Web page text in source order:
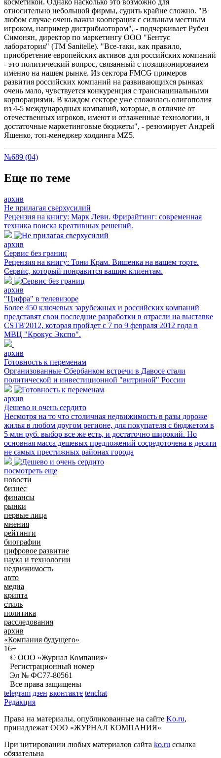
относительно небольшой фирмы, судить крайне сложно. "В
любом случае очень важна кооперация с сильным местным
игроком, например дистрибьютором", - подчеркивает Рубен
Симонян, директор по маркетингу ООО "Бентус
лаборатория" (ТМ Sanitelle). "Все-таки, как правило,
приобретение европейских активов для российских компаний
- это политический вопрос, связанный с позиционироваием
именно на нашем рынке. Из сектора FMCG примеров
развития российских компаний на развивающихся рынках
очень мало, чувствуется конкуренция с транснацинальными
корпорациями. В каждом секторе уже сложилась олигополия
из 4-5 международных компаний, которые, в отличие от
отечественных игроков, имеют и отлаженные технологии, и
достаточные маркетинговые бюджеты", - резюмирует Андрей
Ященко, топ-менеджер холдинга MZ5.
№689 (04)
Еще по теме
архив
Не прилагая сверхусилий
Рецензия на книгу: Марк Леви. Фрирайтинг: современная
техника поиска креативных решений.
архив
Сервис без границ
Рецензия на книгу: Тони Крам. Вишенка на вашем торте.
Сервис, который понравится вашим клиентам.
архив
"Цифра" в телевизоре
Более 450 ключевых зарубежных и российских компаний
представят свои последние разработки в отрасли на выставке
CSTB'2012, которая пройдет с 7 по 9 февраля 2012 года в
МВЦ "Крокус Экспо".
архив
Готовность к переменам
Организованные Сбербанком встречи в Давосе стали
политической и инвестиционной "витриной" России
архив
Дешево и очень сердито
Несмотря на то что столичная недвижимость в разы дороже
жилья в любом другом регионе, для покупателя с бюджетом в
5 млн руб. выбор все же есть, и достаточно широкий. Но
основная масса дешевых предложений сосредоточена в десяти
не самых престижных районах города
посмотреть еще
новости
бизнес
финансы
рынки
первые лица
мнения
рейтинги
биографии
цифровое развитие
наука и технологии
недвижимость
авто
медиа
крипта
стиль
политика
расследования
архив
«Компания будущего»
16+
© ООО «Журнал Компания»
Регистрационный номер
Эл № ФС77-80561
Все права защищены
telegram дзен вконтакте tenchat
Редакция
Права на материалы, опубликованные на сайте Ko.ru,
принадлежат ООО «ЖУРНАЛ КОМПАНИЯ»
При цитировании любых материалов сайта ko.ru ссылка
обязательна